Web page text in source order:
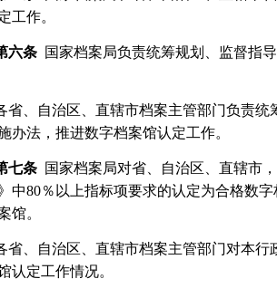
工作。
六条 国家档案局负责统筹规划、监督指
省、自治区、直辖市档案主管部门负责
办法，推进数字档案馆认定工作。
七条 国家档案局对省、自治区、直辖市
中80％以上指标项要求的认定为合格数
馆。
省、自治区、直辖市档案主管部门对本
认定工作情况。